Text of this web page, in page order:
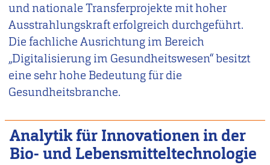
und nationale Transferprojekte mit hoher
Ausstrahlungskraft erfolgreich durchgeführt.
Die fachliche Ausrichtung im Bereich
„Digitalisierung im Gesundheitswesen“ besitzt
eine sehr hohe Bedeutung für die
Gesundheitsbranche.
Analytik für Innovationen in der
Bio- und Lebensmitteltechnologie